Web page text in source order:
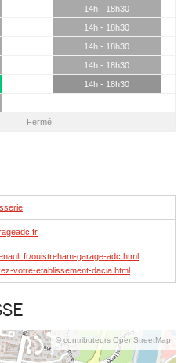
14h - 18h30
14h - 18h30
14h - 18h30
14h - 18h30
14h - 18h30
Fermé
ouistreham-garage-adc.html
votre-etablissement-dacia.html
© contributeurs OpenStreetMap